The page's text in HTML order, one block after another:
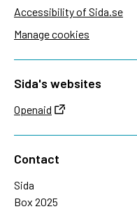
Accessibility of Sida.se
Manage cookies
Sida's websites
Openaid
Contact
Sida
Box 2025